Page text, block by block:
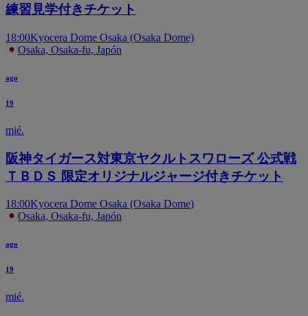
練習見学付きチケット
18:00Kyocera Dome Osaka (Osaka Dome)
Osaka, Osaka-fu, Japón
ago
19
mié.
阪神タイガース対東京ヤクルトスワローズ 公式戦
ＴＢＤＳ 限定オリジナルジャージ付きチケット
18:00Kyocera Dome Osaka (Osaka Dome)
Osaka, Osaka-fu, Japón
ago
19
mié.